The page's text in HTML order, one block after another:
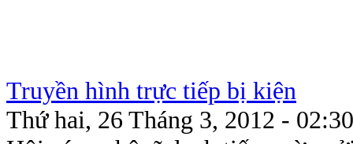
Truyền hình trực tiếp bị kiện
Thứ hai, 26 Tháng 3, 2012 - 02:30